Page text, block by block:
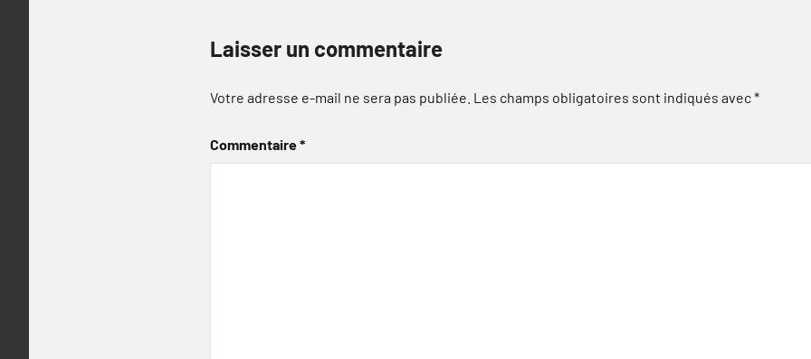
Laisser un commentaire
Votre adresse e-mail ne sera pas publiée. Les champs obligatoires sont indiqués avec*
Commentaire*